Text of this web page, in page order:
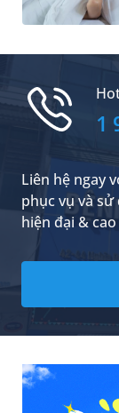
Liên hệ ngay
phục vụ và
hiện đại &